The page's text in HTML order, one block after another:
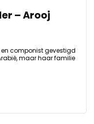
– Arooj
en componist gevestigd
maar haar familie